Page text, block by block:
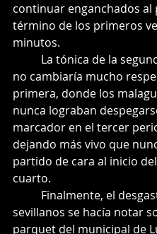
continuar enganchados al
término de los primeros
minutos.
no cambiaría mucho
primera, donde los
nunca lograban
marcador en el tercer
dejando más vivo que
partido de cara al inicio
cuarto.
sevillanos se hacía notar
parquet del municipal de